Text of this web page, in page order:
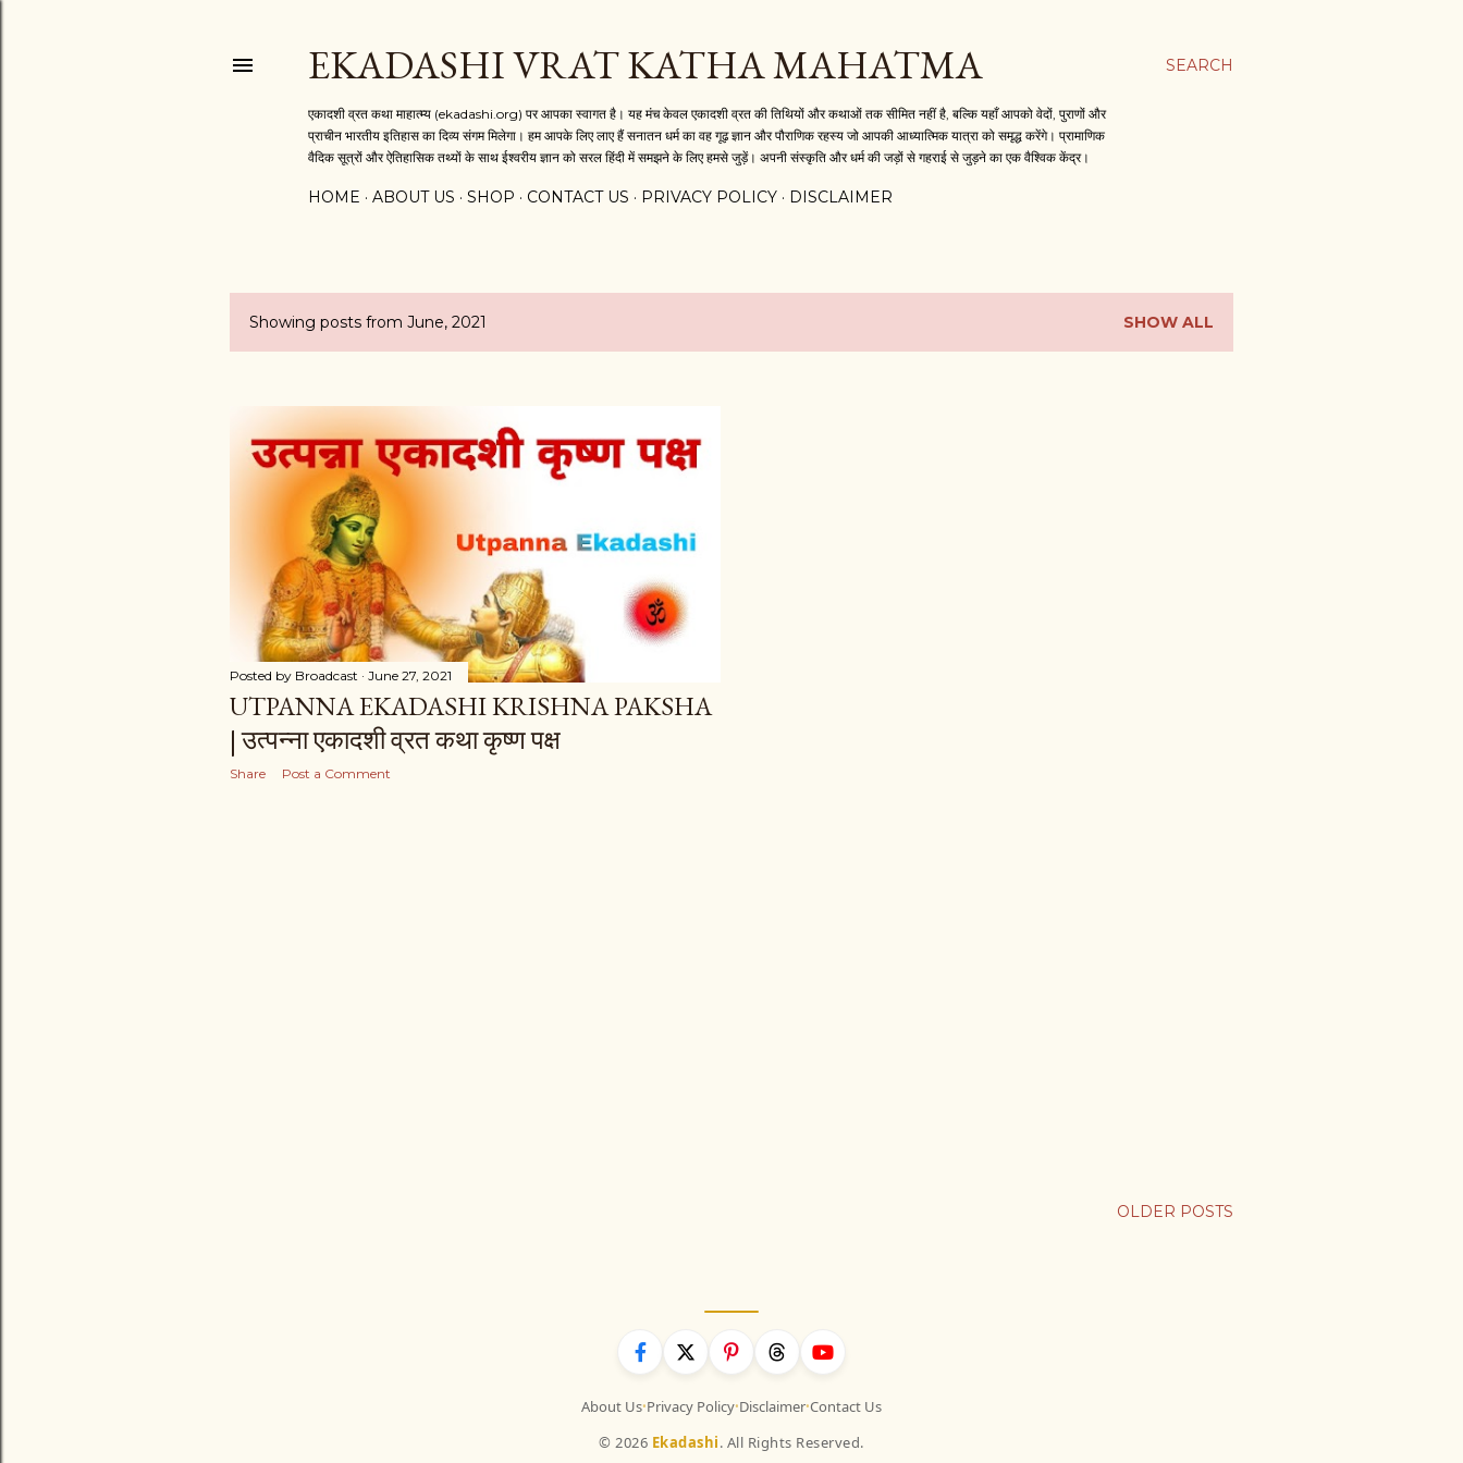
SEARCH
EKADASHI VRAT KATHA MAHATMA
एकादशी व्रत कथा माहात्म्य (ekadashi.org) पर आपका स्वागत है। यह मंच केवल एकादशी व्रत की तिथियों और कथाओं तक सीमित नहीं है, बल्कि यहाँ आपको वेदों, पुराणों और
प्राचीन भारतीय इतिहास का दिव्य संगम मिलेगा। हम आपके लिए लाए हैं सनातन धर्म का वह गूढ़ ज्ञान और पौराणिक रहस्य जो आपकी आध्यात्मिक यात्रा को समृद्ध करेंगे। प्रामाणिक
वैदिक सूत्रों और ऐतिहासिक तथ्यों के साथ ईश्वरीय ज्ञान को सरल हिंदी में समझने के लिए हमसे जुड़ें। अपनी संस्कृति और धर्म की जड़ों से गहराई से जुड़ने का एक वैश्विक केंद्र।
HOME ABOUT US SHOP CONTACT US PRIVACY POLICY DISCLAIMER
PShowing posts from June, 2021 SHOW ALL
Posted by Broadcast June 27, 2021
UTPANNA EKADASHI KRISHNA PAKSHA
| उत्पन्ना एकादशी व्रत कथा कृष्ण पक्ष
Share Post a Comment
OLDER POSTS
About Us•Privacy Policy•Disclaimer•Contact Us
© 2026 Ekadashi. All Rights Reserved.